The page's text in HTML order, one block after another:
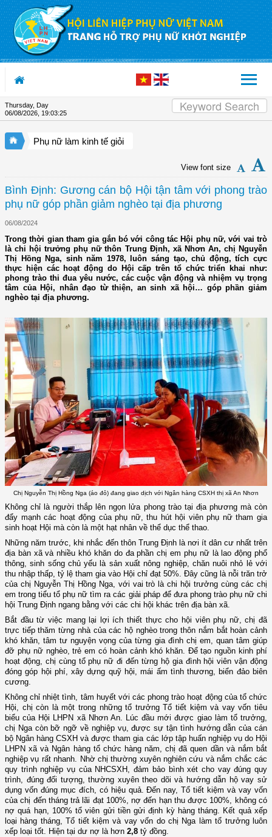
Skip to Content
Thursday, Day
06/08/2026 19:03:26
Phụ nữ làm kinh tế giỏi
View font size
Bình Định: Gương cán bộ Hội tận tâm với phong trào
phụ nữ góp phần giảm nghèo tại địa phương
06/08/2024
Trong thời gian tham gia gắn bó với công tác Hội phụ nữ, với vai trò
là chi hội trưởng phụ nữ thôn Trung Định, xã Nhơn An, chị Nguyễn
Thị Hồng Nga, sinh năm 1978, luôn sáng tạo, chủ động, tích cực
thực hiện các hoạt động do Hội cấp trên tổ chức triển khai như:
phong trào thi đua yêu nước, các cuộc vận động và nhiệm vụ trọng
tâm của Hội, nhân đạo từ thiện, an sinh xã hội… góp phần giảm
nghèo tại địa phương.
Chị Nguyễn Thị Hồng Nga (áo đỏ) đang giao dịch với Ngân hàng CSXH thị xã An Nhơn
Không chỉ là người thắp lên ngọn lửa phong trào tại địa phương mà còn
đẩy mạnh các hoạt động của phụ nữ, thu hút hội viên phụ nữ tham gia
sinh hoạt Hội mà còn là một hạt nhân về thể dục thể thao.
Những năm trước, khi nhắc đến thôn Trung Định là nơi ít dân cư nhất trên
địa bàn xã và nhiều khó khăn do đa phần chị em phụ nữ là lao động phổ
thông, sinh sống chủ yếu là sản xuất nông nghiệp, chăn nuôi nhỏ lẻ với
thu nhập thấp, tỷ lệ tham gia vào Hội chỉ đạt 50%. Đây cũng là nỗi trăn trở
của chị Nguyễn Thị Hồng Nga, với vai trò là chi hội trưởng cùng các chị
em trong tiểu tổ phụ nữ tìm ra các giải pháp để đưa phong trào phụ nữ chi
hội Trung Định ngang bằng với các chi hội khác trên địa bàn xã.
Bắt đầu từ việc mang lại lợi ích thiết thực cho hội viên phụ nữ, chị đã
trực tiếp thăm từng nhà của các hộ nghèo trong thôn nắm bắt hoàn cảnh
khó khăn, tâm tư nguyện vọng của từng gia đình chị em, quan tâm giúp
đỡ phụ nữ nghèo, trẻ em có hoàn cảnh khó khăn. Để tạo nguồn kinh phí
hoạt động, chị cùng tổ phụ nữ đi đến từng hộ gia đình hội viên vận động
đóng góp hội phí, xây dựng quỹ hội, mái ấm tình thương, biển đảo biên
cương.
Không chỉ nhiệt tình, tâm huyết với các phong trào hoạt động của tổ chức
Hội, chị còn là một trong những tổ trưởng Tổ tiết kiệm và vay vốn tiêu
biểu của Hội LHPN xã Nhơn An. Lúc đầu mới được giao làm tổ trưởng,
chị Nga còn bỡ ngỡ về nghiệp vụ, được sự tận tình hướng dẫn của cán
bộ Ngân hàng CSXH và được tham gia các lớp tập huấn nghiệp vụ do Hội
LHPN xã và Ngân hàng tổ chức hàng năm, chị đã quen dần và nắm bắt
nghiệp vụ rất nhanh. Nhờ chị thường xuyên nghiên cứu và nắm chắc các
quy trình nghiệp vụ của NHCSXH, đảm bảo bình xét cho vay đúng quy
trình, đúng đối tượng, thường xuyên theo dõi và hướng dẫn hộ vay sử
dụng vốn đúng mục đích, có hiệu quả. Đến nay, Tổ tiết kiệm và vay vốn
của chị đến tháng trả lãi đạt 100%, nợ đến hạn thu được 100%, không có
nợ quá hạn, 100% tổ viên gửi tiền gửi định kỳ hàng tháng. Kết quả xếp
loại hàng tháng, Tổ tiết kiệm và vay vốn do chị Nga làm tổ trưởng luôn
xếp loại tốt. Hiện tại dư nợ là hơn 2,8 tỷ đồng.